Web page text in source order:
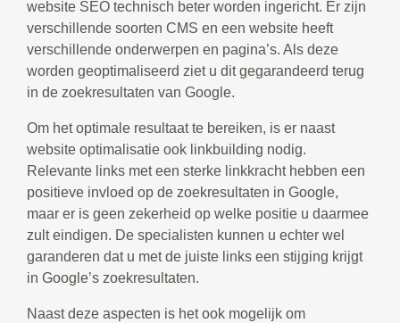
website SEO technisch beter worden ingericht. Er zijn
verschillende soorten CMS en een website heeft
verschillende onderwerpen en pagina’s. Als deze
worden geoptimaliseerd ziet u dit gegarandeerd terug
in de zoekresultaten van Google.
Om het optimale resultaat te bereiken, is er naast
website optimalisatie ook linkbuilding nodig.
Relevante links met een sterke linkkracht hebben een
positieve invloed op de zoekresultaten in Google,
maar er is geen zekerheid op welke positie u daarmee
zult eindigen. De specialisten kunnen u echter wel
garanderen dat u met de juiste links een stijging krijgt
in Google’s zoekresultaten.
Naast deze aspecten is het ook mogelijk om